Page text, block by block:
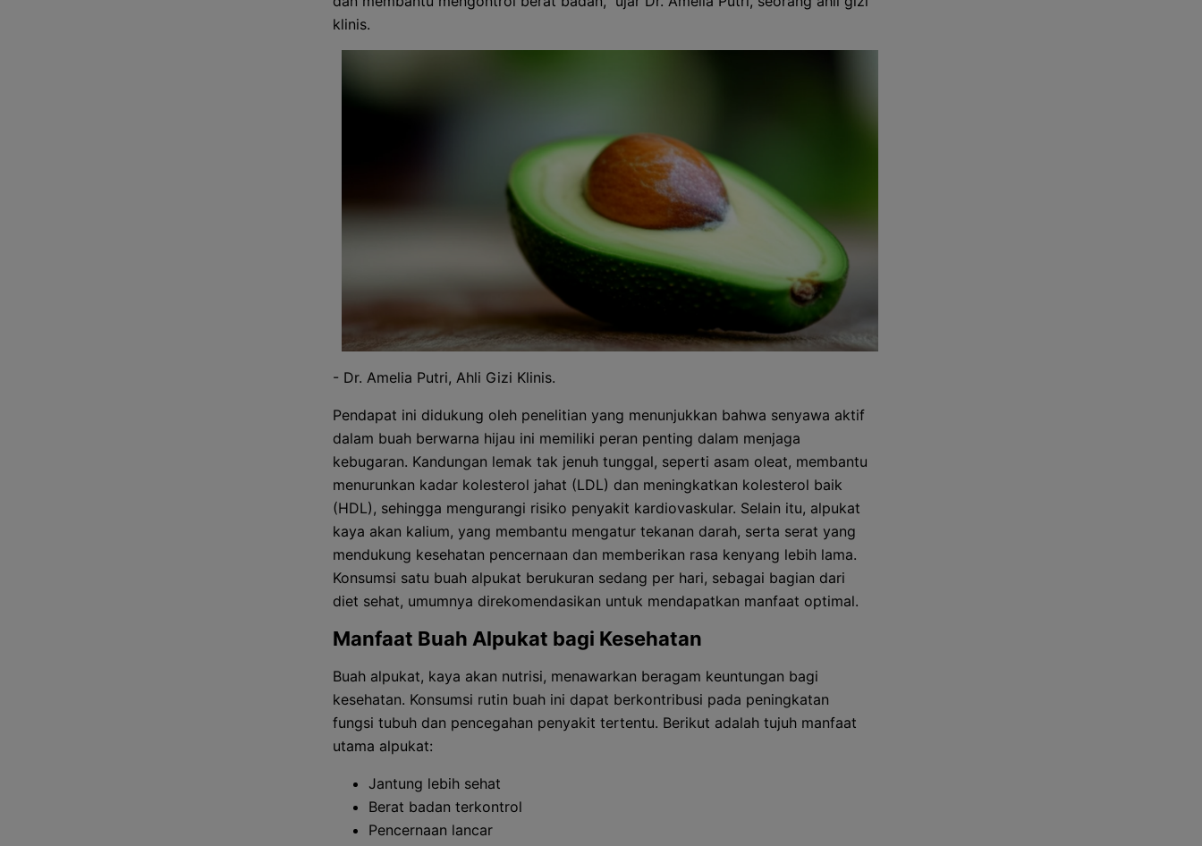
klinis.
- Dr. Amelia Putri, Ahli Gizi Klinis.
Pendapat ini didukung oleh penelitian yang menunjukkan bahwa senyawa aktif
dalam buah berwarna hijau ini memiliki peran penting dalam menjaga
kebugaran. Kandungan lemak tak jenuh tunggal, seperti asam oleat, membantu
menurunkan kadar kolesterol jahat (LDL) dan meningkatkan kolesterol baik
(HDL), sehingga mengurangi risiko penyakit kardiovaskular. Selain itu, alpukat
kaya akan kalium, yang membantu mengatur tekanan darah, serta serat yang
mendukung kesehatan pencernaan dan memberikan rasa kenyang lebih lama.
Konsumsi satu buah alpukat berukuran sedang per hari, sebagai bagian dari
diet sehat, umumnya direkomendasikan untuk mendapatkan manfaat optimal.
Manfaat Buah Alpukat bagi Kesehatan
Buah alpukat, kaya akan nutrisi, menawarkan beragam keuntungan bagi
kesehatan. Konsumsi rutin buah ini dapat berkontribusi pada peningkatan
fungsi tubuh dan pencegahan penyakit tertentu. Berikut adalah tujuh manfaat
utama alpukat:
Jantung lebih sehat
Berat badan terkontrol
Pencernaan lancar